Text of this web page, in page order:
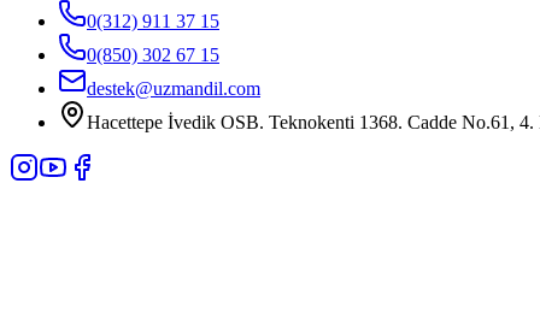
0(312) 911 37 15
0(850) 302 67 15
destek@uzmandil.com
Hacettepe İvedik OSB. Teknokenti 1368. Cadde No.61,